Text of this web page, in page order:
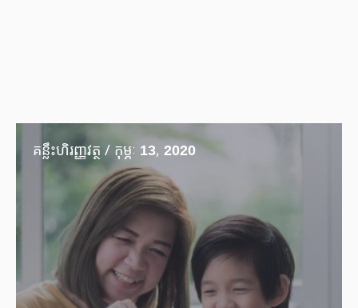
គន្លឹះហិរញ្ញវត្ថុ / កុម្ភៈ 13, 2020